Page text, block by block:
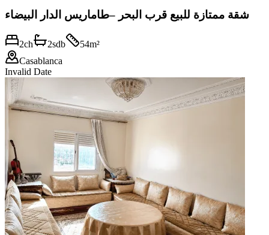
شقة ممتازة للبيع قرب البحر –طاماريس الدار البيضاء
2ch 2sdb 54m²
Casablanca
Invalid Date